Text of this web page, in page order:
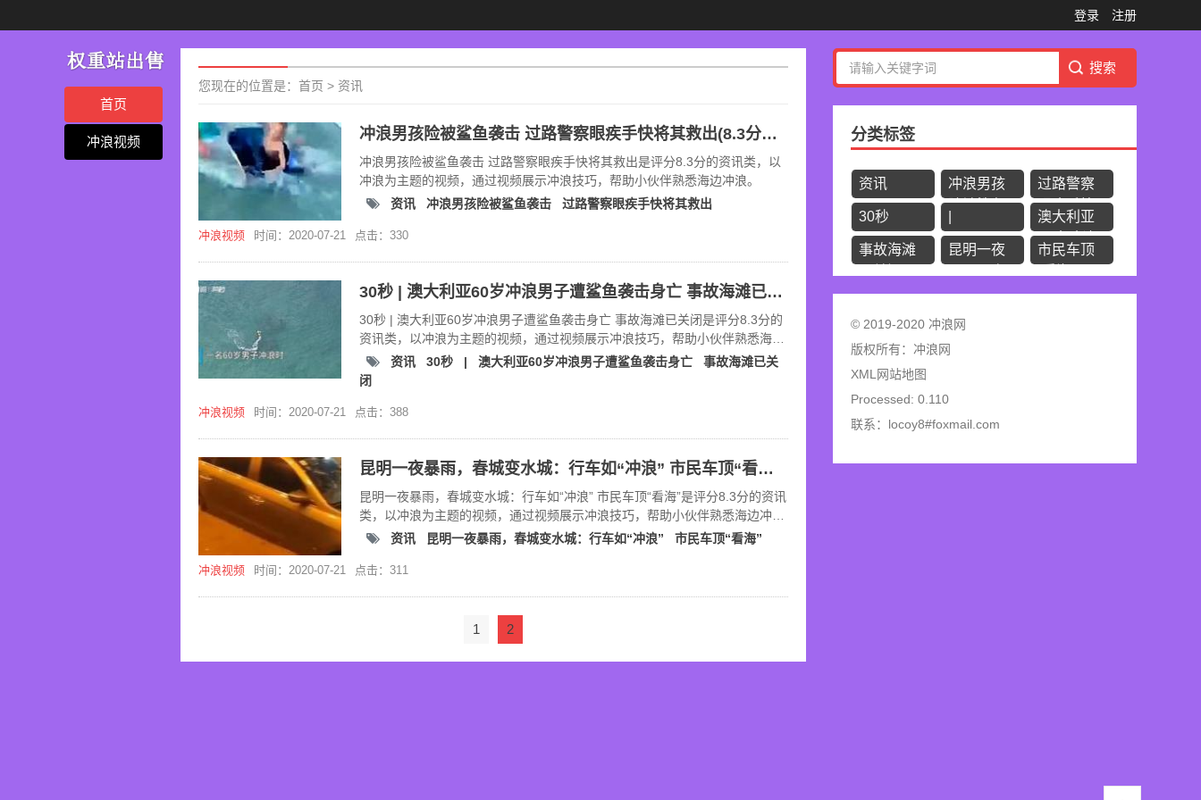
登录 注册
首页
冲浪视频
您现在的位置是： 首页 > 资讯
冲浪男孩险被鲨鱼袭击 过路警察眼疾手快将其救出(8.3分资讯片)
冲浪男孩险被鲨鱼袭击 过路警察眼疾手快将其救出是评分8.3分的资讯类，以
冲浪为主题的视频，通过视频展示冲浪技巧，帮助小伙伴熟悉海边冲浪。
资讯
冲浪男孩险被鲨鱼袭击 过路警察眼疾手快将其救出
冲浪视频 时间：2020-07-21 点击：330
30秒 | 澳大利亚60岁冲浪男子遭鲨鱼袭击身亡 事故海滩已关闭(8.3分资讯片)
30秒 | 澳大利亚60岁冲浪男子遭鲨鱼袭击身亡 事故海滩已关闭是评分8.3分的
资讯类，以冲浪为主题的视频，通过视频展示冲浪技巧，帮助小伙伴熟悉海边
冲浪。资讯 30秒 | 澳大利亚60岁冲浪男子遭鲨鱼袭击身亡
事故海滩已关
闭
冲浪视频 时间：2020-07-21 点击：388
昆明一夜暴雨，春城变水城：行车如“冲浪” 市民车顶“看海”(8.3分资讯片)
昆明一夜暴雨，春城变水城：行车如“冲浪” 市民车顶“看海”是评分8.3分的资讯
类，以冲浪为主题的视频，通过视频展示冲浪技巧，帮助小伙伴熟悉海边冲
浪。
资讯 昆明一夜暴雨，春城变水城：行车如“冲浪” 市民车顶“看海”
冲浪视频 时间：2020-07-21 点击：311
1 2
分类标签
资讯
冲浪男孩
险被鲨鱼
袭击
过路警察
眼疾手快
将其救出
30秒
澳大利亚
60岁冲浪
男子遭鲨
鱼袭击身
事故海滩
昆明一夜
城变水
如“冲浪”
市民车顶
© 2019-2020 冲浪网
版权所有： 冲浪网
XML网站地图
Processed: 0.110
联系：locoy8#foxmail.com